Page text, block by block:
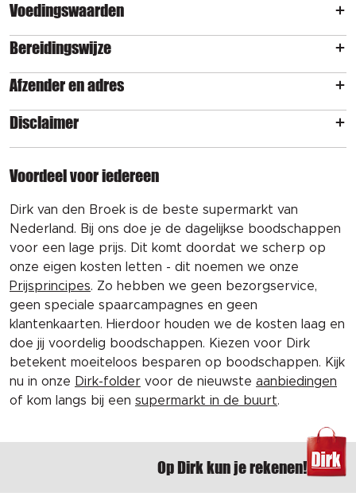
Voedingswaarden
Bereidingswijze
Afzender en adres
Disclaimer
Voordeel voor iedereen
Dirk van den Broek is de beste supermarkt van
Nederland. Bij ons doe je de dagelijkse boodschappen
voor een lage prijs. Dit komt doordat we scherp op
onze eigen kosten letten - dit noemen we onze
Prijsprincipes. Zo hebben we geen bezorgservice,
geen speciale spaarcampagnes en geen
klantenkaarten. Hierdoor houden we de kosten laag en
doe jij voordelig boodschappen. Kiezen voor Dirk
betekent moeiteloos besparen op boodschappen. Kijk
nu in onze Dirk-folder voor de nieuwste aanbiedingen
of kom langs bij een supermarkt in de buurt.
Op Dirk kun je rekenen!